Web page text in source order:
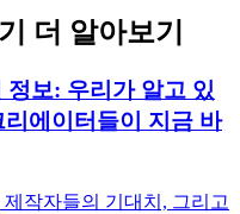
더 알아보기
보: 우리가 알고 있
에이터들이 지금 바
작자들의 기대치, 그리고